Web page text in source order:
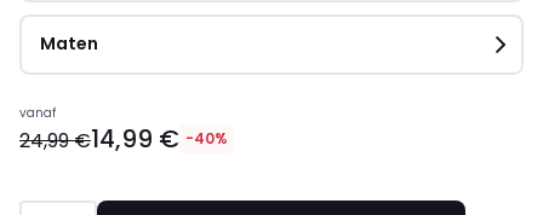
Maten
Prijs
vanaf
vanaf
24,99 €14,99 € -40%